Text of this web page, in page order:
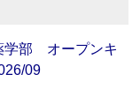
部 オープンキ
09